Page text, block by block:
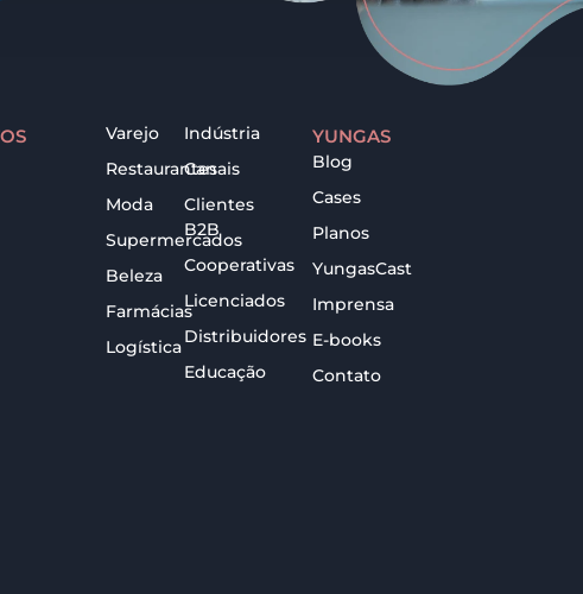
Varejo
Restaurantes
Moda
Supermercados
Beleza
Farmácias
Logística
Indústria
Canais
Clientes
B2B
Cooperativas
Licenciados
Distribuidores
Educação
YUNGAS
Blog
Cases
Planos
YungasCast
Imprensa
E-books
Contato